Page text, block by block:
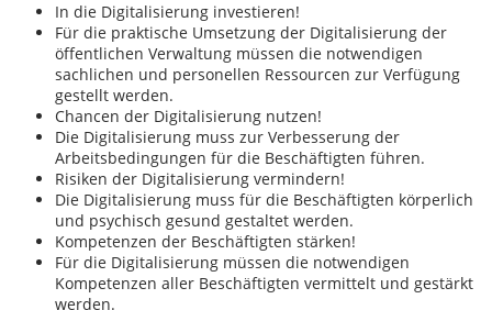
In die Digitalisierung investieren!
Für die praktische Umsetzung der Digitalisierung der
öffentlichen Verwaltung müssen die notwendigen
sachlichen und personellen Ressourcen zur Verfügung
gestellt werden.
Chancen der Digitalisierung nutzen!
Die Digitalisierung muss zur Verbesserung der
Arbeitsbedingungen für die Beschäftigten führen.
Risiken der Digitalisierung vermindern!
Die Digitalisierung muss für die Beschäftigten körperlich
und psychisch gesund gestaltet werden.
Kompetenzen der Beschäftigten stärken!
Für die Digitalisierung müssen die notwendigen
Kompetenzen aller Beschäftigten vermittelt und gestärkt
werden.